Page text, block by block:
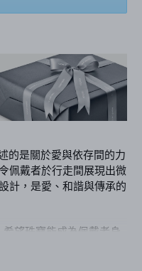
的是關於愛與依存間的力
佩戴者於行走間展現出微
計，是愛、和諧與傳承的
希望珠寶能成為佩戴者身
兄弟姐妹、愛人或摯友之